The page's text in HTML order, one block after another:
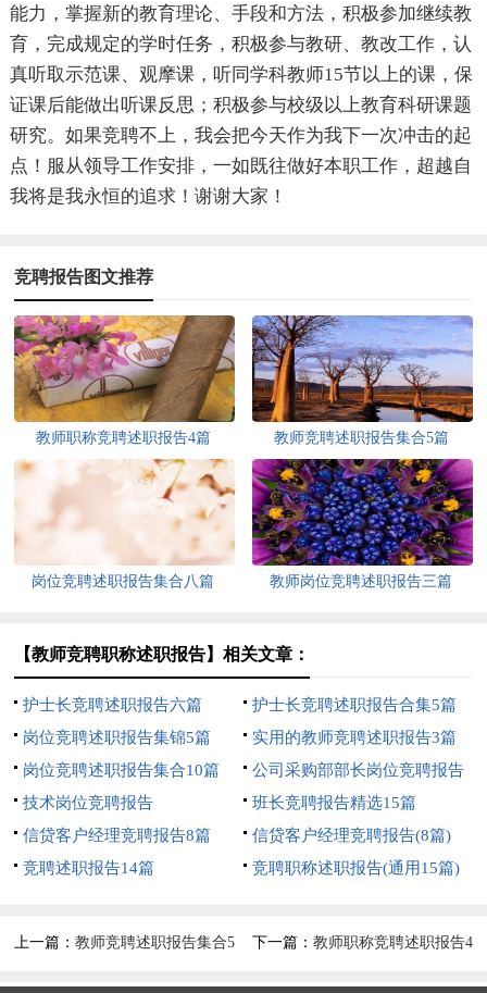
能力，掌握新的教育理论、手段和方法，积极参加继续教
育，完成规定的学时任务，积极参与教研、教改工作，认
真听取示范课、观摩课，听同学科教师15节以上的课，保
证课后能做出听课反思；积极参与校级以上教育科研课题
研究。如果竞聘不上，我会把今天作为我下一次冲击的起
点！服从领导工作安排，一如既往做好本职工作，超越自
我将是我永恒的追求！谢谢大家！
竞聘报告图文推荐
教师职称竞聘述职报告4篇 教师竞聘述职报告集合5篇
岗位竞聘述职报告集合八篇 教师岗位竞聘述职报告三篇
【教师竞聘职称述职报告】相关文章：
护士长竞聘述职报告六篇
护士长竞聘述职报告合集5篇
岗位竞聘述职报告集锦5篇
实用的教师竞聘述职报告3篇
岗位竞聘述职报告集合10篇
公司采购部部长岗位竞聘报告
技术岗位竞聘报告
班长竞聘报告精选15篇
信贷客户经理竞聘报告8篇
信贷客户经理竞聘报告(8篇)
竞聘述职报告14篇
竞聘职称述职报告(通用15篇)
上一篇：教师竞聘述职报告集合5 下一篇： 教师职称竞聘述职报告4